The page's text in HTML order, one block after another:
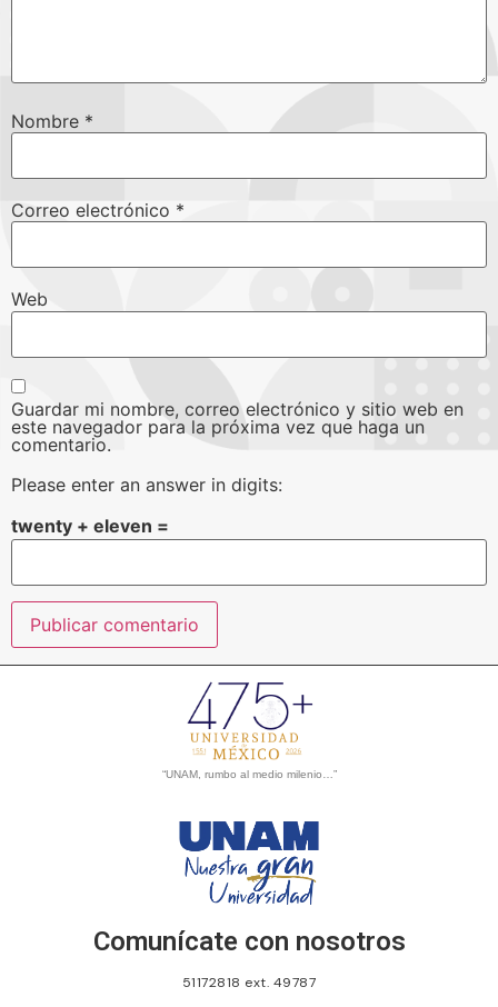
Nombre *
Correo electrónico *
Web
Guardar mi nombre, correo electrónico y sitio web en
este navegador para la próxima vez que haga un
comentario.
Please enter an answer in digits:
twenty + eleven =
“UNAM, rumbo al medio milenio…”
Comunícate con nosotros
51172818 ext. 49787